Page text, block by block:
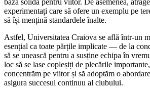
bază solidă pentru viitor. De asemenea,
experimentați care să ofere un exemplu pe
să își mențină standardele înalte.
Astfel, Universitatea Craiova se află într-un
esențial ca toate părțile implicate — de la
să se unească pentru a susține echipa în
loc să se lase copleșiți de plecările
concentrăm pe viitor și să adoptăm o
asigura succesul continuu al clubului.